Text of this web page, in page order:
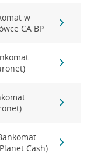
w
CA BP
Cash)